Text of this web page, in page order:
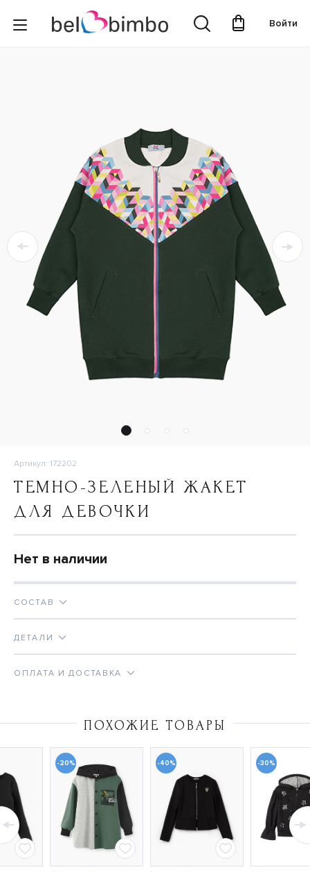
Войти
Артикул: 172202
ТЕМНО-ЗЕЛЕНЫЙ ЖАКЕТ
ДЛЯ ДЕВОЧКИ
Нет в наличии
СОСТАВ
ДЕТАЛИ
ОПЛАТА И ДОСТАВКА
ПОХОЖИЕ ТОВАРЫ
-20% -40% -30%